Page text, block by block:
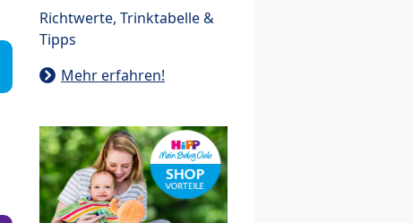
Richtwerte, Trinktabelle &
Tipps
Mehr erfahren!